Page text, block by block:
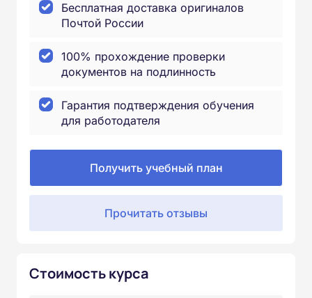
Бесплатная доставка оригиналов
Почтой России
100% прохождение проверки
документов на подлинность
Гарантия подтверждения обучения
для работодателя
Получить учебный план
Прочитать отзывы
Стоимость курса